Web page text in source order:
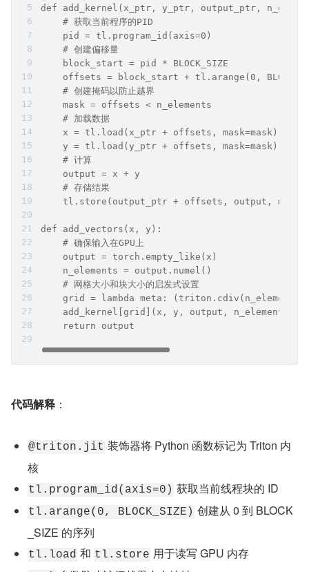
def add_kernel(x_ptr, y_ptr, output_ptr,
    # 获取当前程序的PID
    pid = tl.program_id(axis=0)
    # 创建偏移量
    block_start = pid * BLOCK_SIZE
offsets = block_start + tl.arange(0,
    # 创建掩码以防止越界
    mask = offsets < n_elements
    # 加载数据
    x = tl.load(x_ptr + offsets, mask=mask)
    y = tl.load(y_ptr + offsets, mask=mask)
    # 计算
    output = x + y
    # 存储结果
tl.store(output_ptr + offsets, output,
def add_vectors(x, y):
    # 确保输入在GPU上
    output = torch.empty_like(x)
    n_elements = output.numel()
    # 网格大小和块大小的启发式设置
grid = lambda meta:
add_kernel[grid](x, y, output, n_elements,
    return output
代码解释 ：
@triton.jit 装饰器将 Python 函数标记为 Triton 内
核
tl.program_id(axis=0) 获取当前线程块的 ID
tl.arange(0, BLOCK_SIZE) 创建从 0 到 BLOCK
_SIZE 的序列
tl.load 和 tl.store 用于读写 GPU 内存